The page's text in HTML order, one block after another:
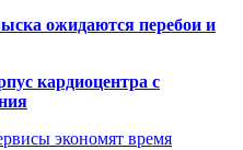
ожидаются перебои и
кардиоцентра с
экономят время